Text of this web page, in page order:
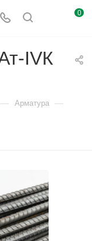
0
IVК
— Арматура —